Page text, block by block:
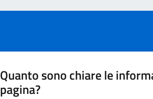
Quanto sono chiare le
pagina?